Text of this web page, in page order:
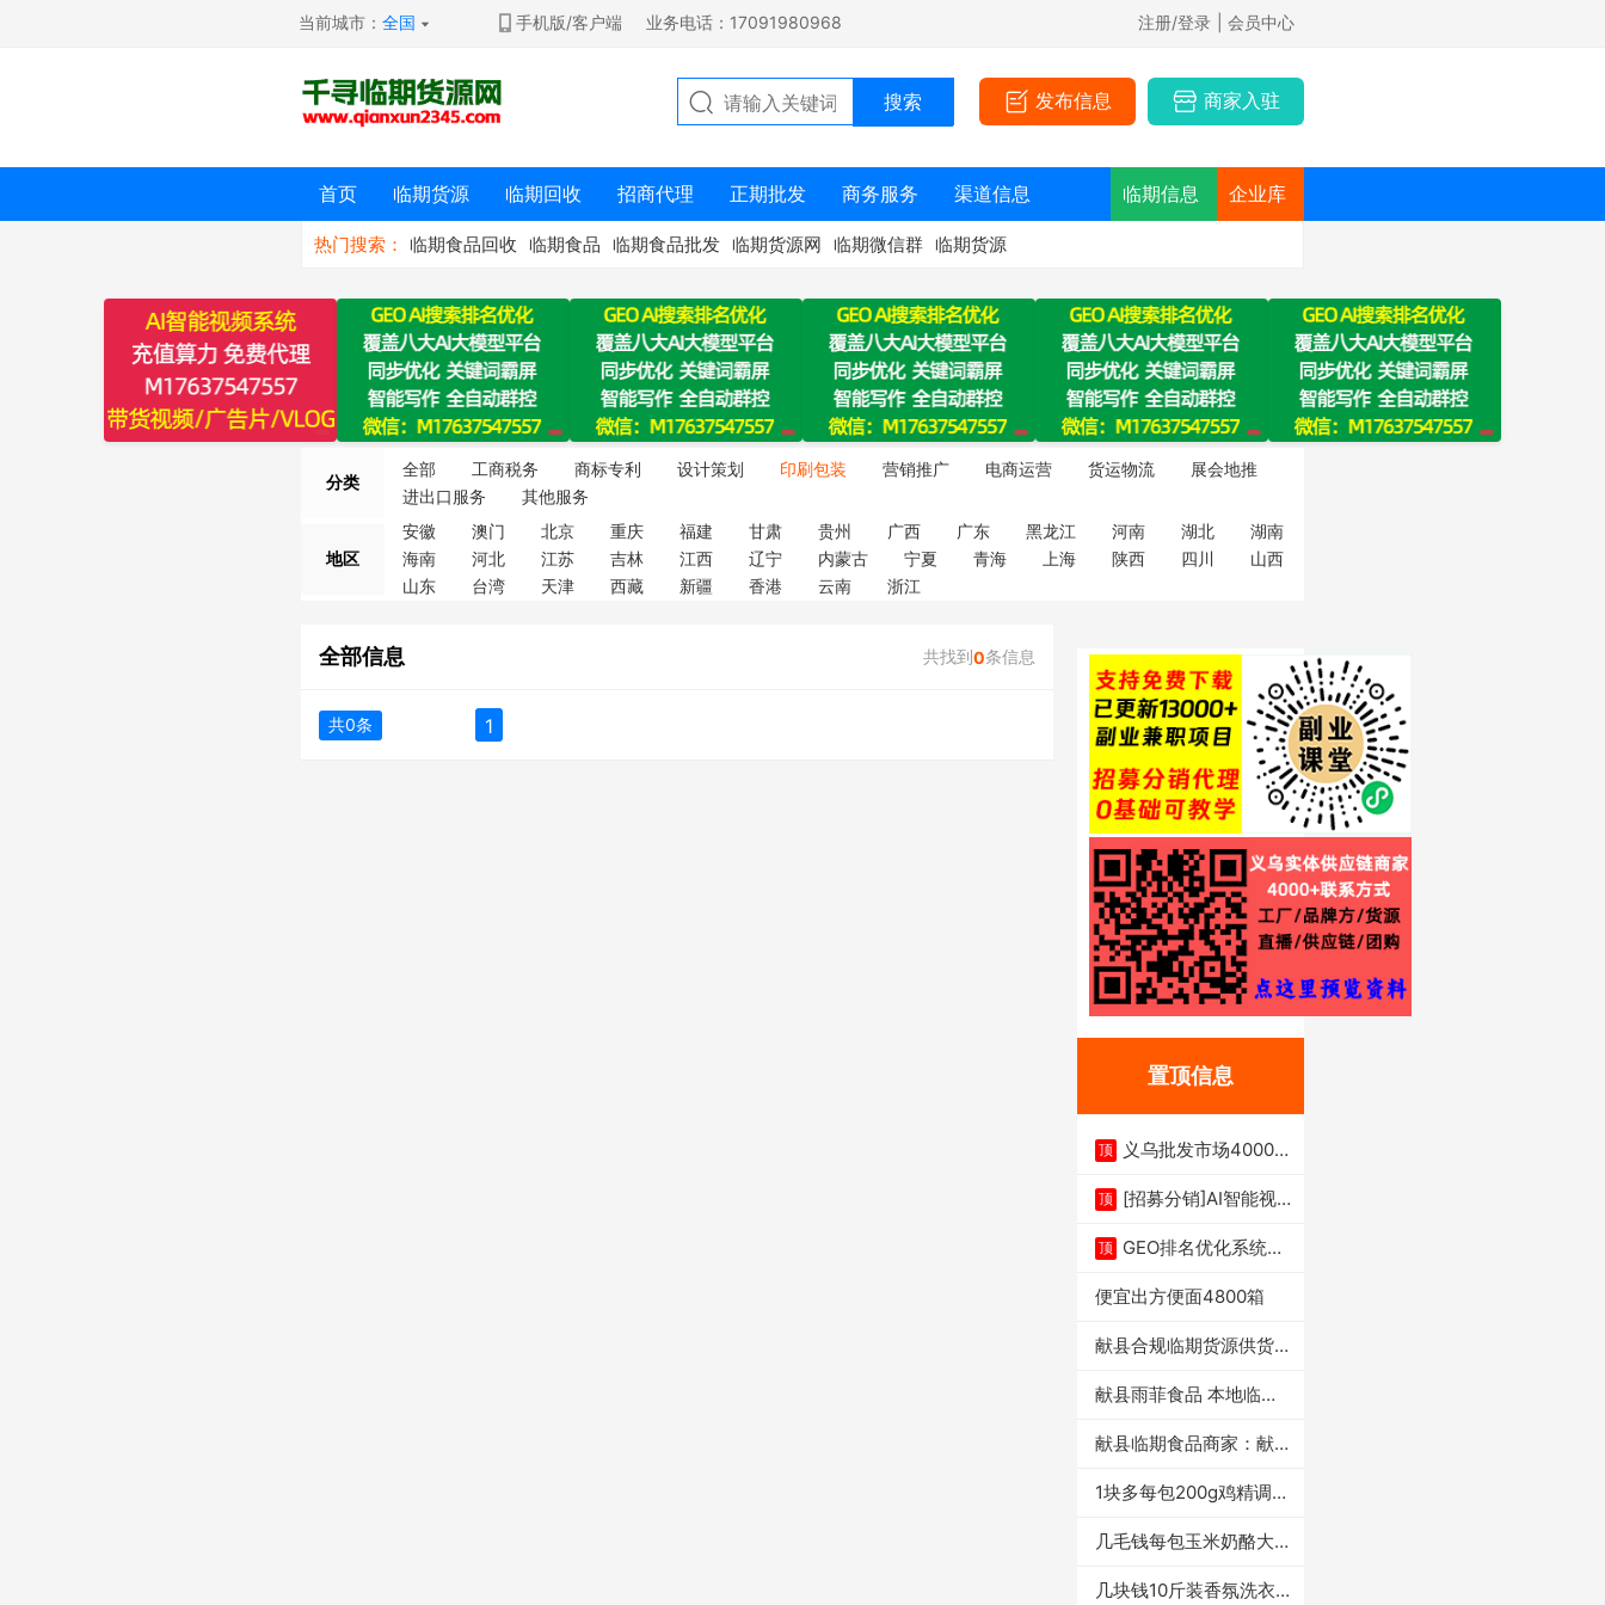
当前城市：全国 手机版/客户端 业务电话：17091980968 注册/登录 | 会员中心
发布信息 商家入驻
首页 临期货源 临期回收 招商代理 正期批发 商务服务 渠道信息 临期信息 企业库
热门搜索： 临期食品回收 临期食品 临期食品批发 临期货源网 临期微信群 临期货源
分类
全部 工商税务 商标专利 设计策划 印刷包装 营销推广 电商运营 货运物流
展会地推
进出口服务
其他服务
地区
安徽 澳门 北京 重庆 福建 甘肃 贵州 广西 广东 黑龙江 河南 湖北
湖南
海南
河北 江苏 吉林 江西 辽宁 内蒙古 宁夏 青海 上海 陕西 四川
山西
山东
台湾 天津 西藏 新疆 香港 云南 浙江
全部信息 共找到0条信息
共0条 1
置顶信息
顶
义乌批发市场4000多
顶 [招募分销]AI智能视
顶 GEO排名优化系统+A
便宜出方便面4800箱
献县合规临期货源供货商
献县雨菲食品 本地临期
献县临期食品商家：献县
1块多每包200g鸡精调味
几毛钱每包玉米奶酪大虾
几块钱10斤装香氛洗衣